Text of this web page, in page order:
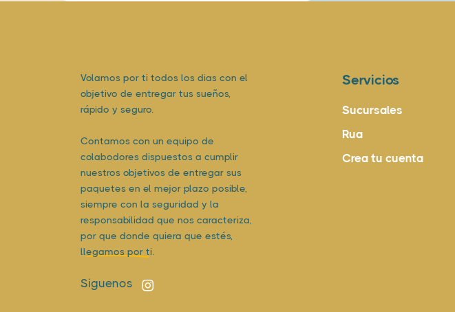
Volamos por ti todos los dias con el
objetivo de entregar tus sueños,
rápido y seguro.
Contamos con un equipo de
colabodores dispuestos a cumplir
nuestros objetivos de entregar sus
paquetes en el mejor plazo posible,
siempre con la seguridad y la
responsabilidad que nos caracteriza,
por que donde quiera que estés,
llegamos por ti.
Siguenos
Servicios
Sucursales
Rua
Crea tu cuenta